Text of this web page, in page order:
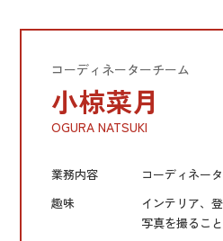
コーディネーターチーム
小椋菜月
OGURA NATSUKI
業務内容
コーディネー
趣味
インテリア、
写真を撮るこ